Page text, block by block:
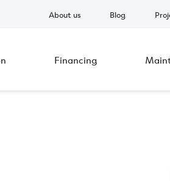
About us Blog
Financing